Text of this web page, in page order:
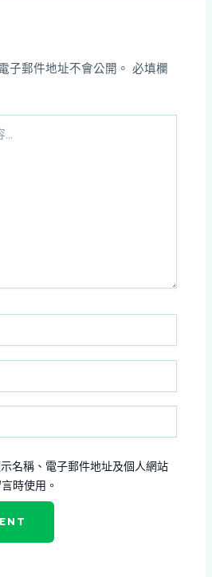
子郵件地址不會公開。 必填欄
名稱、電子郵件地址及個人網站
時使用。